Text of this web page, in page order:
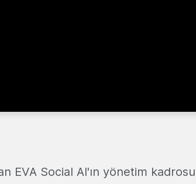
EVA Social AI'ın yönetim